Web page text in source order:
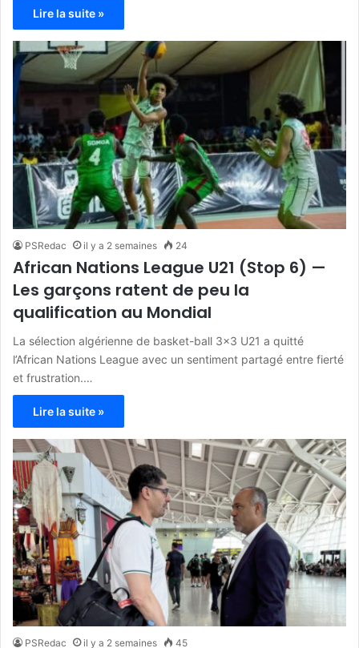
Lire la suite »
PSRedac il y a 2 semaines 24
African Nations League U21 (Stop 6) —
Les garçons ratent de peu la
qualification au Mondial
La sélection algérienne de basket-ball 3×3 U21 a quitté
l’African Nations League avec un sentiment partagé entre fierté
et frustration.…
Lire la suite »
PSRedac il y a 2 semaines 45